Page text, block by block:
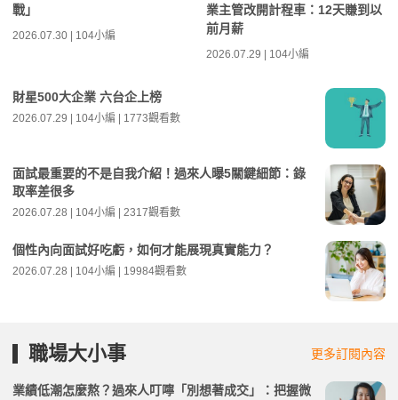
戰」
2026.07.30 | 104小編
業主管改開計程車：12天賺到以
前月薪
2026.07.29 | 104小編
財星500大企業 六台企上榜
2026.07.29 | 104小編 | 1773觀看數
面試最重要的不是自我介紹！過來人曝5關鍵細節：錄
取率差很多
2026.07.28 | 104小編 | 2317觀看數
個性內向面試好吃虧，如何才能展現真實能力？
2026.07.28 | 104小編 | 19984觀看數
職場大小事 更多訂閱內容
業績低潮怎麼熬？過來人叮嚀「別想著成交」：把握微